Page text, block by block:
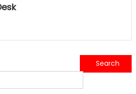
धामी सरकार की कौशल विकास पहल रंग लाई, 33 युवाओं को मिला रोजगार का हुनर